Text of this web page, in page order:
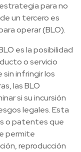
para no
un tercero es
operar (BLO).
es la posibilidad
o servicio
infringir los
las BLO
si su incursión
legales. Esta
o patentes que
permite
reproducción